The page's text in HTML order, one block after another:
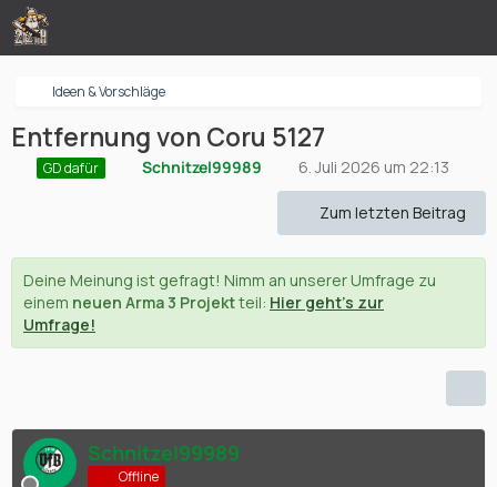
Ideen & Vorschläge
Entfernung von Coru 5127
GD dafür Schnitzel99989 6. Juli 2026 um 22:13
Zum letzten Beitrag
Deine Meinung ist gefragt! Nimm an unserer Umfrage zu
einem neuen Arma 3 Projektteil: Hier geht's zur
Umfrage!
Schnitzel99989
Offline